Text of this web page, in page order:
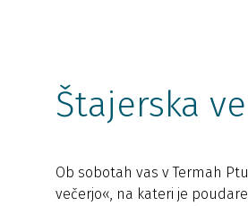
Štajerska
Ob sobotah vas v Termah
večerjo«, na kateri je